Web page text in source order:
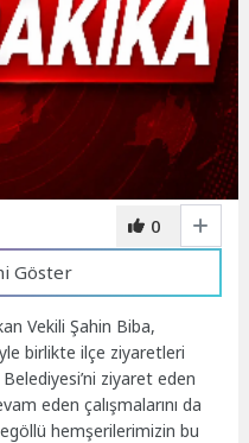
0
Göster
Vekili Şahin Biba,
birlikte ilçe ziyaretleri
ziyaret eden
eden çalışmalarını da
hemşerilerimizin bu